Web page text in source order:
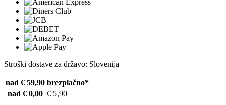
Stroški dostave za državo: Slovenija
nad € 59,90 brezplačno*
nad € 0,00 € 5,90